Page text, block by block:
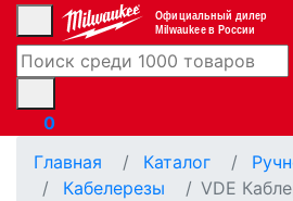
Официальный дилер
Milwaukee в России
0
Главная
Каталог
Кабелерезы
VDE